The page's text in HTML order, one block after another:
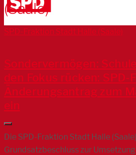
(Saale)
SPD-Fraktion Stadt Halle (Saale)
Sondervermögen:
den Fokus rücken:
Änderungsantrag zum
ein
Die SPD-Fraktion Stadt Halle
Grundsatzbeschluss zur